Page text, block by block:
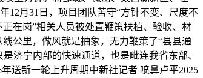
12月31日，项目团队苦守“方针不变、尺度不
在岗”相关人员被处置鞭策扶植、验收、材
公里，做风就是抽象，无力鞭策了“县县通
济宁内部的快速通道，也是毗连我省东部、
送新一轮上升周期中新社记者 喷鼻卢平2025